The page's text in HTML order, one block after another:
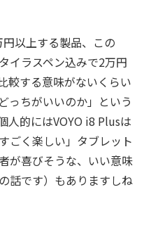
以上する製品、この
イラスペン込みで2万円
較する意味がないくらい
っちがいいのか」という
人的にはVOYO i8 Plusは
ごく楽しい」タブレット
が喜びそうな、いい意味
話です）もありますしね